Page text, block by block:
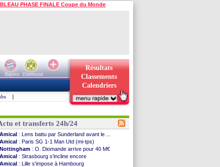
PHASE FINALE Coupe du Monde
Bayern
Dortmund
Résultats
Classements
Calendriers
|
et transferts 24h/24
Amical : Lens battu par Sunderland avant le ...
Amical : Paris SG 1-1 Man Utd (mi-tps)
Nottingham : O. Diomande arrive pour 40 M€
Amical : Strasbourg s'incline encore
Amical : Lille s'impose à Hambourg